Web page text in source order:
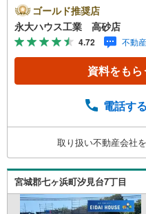
地...と種別を問わず不
育施設や商業施設、
合し、お客様により
かりとサポートさせ
＞当社では【購入】
など住宅に関する様
せて頂きます。各店
8:00（定休日火・水
内も可能ですので、
い！
ゴールド推奨店
永大ハウス工業 高砂店
4.72 不動
資料をもら
電話する
取り扱い不動産会社
宮城郡七ヶ浜町汐見台7丁目